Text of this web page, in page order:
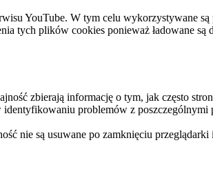
YouTube. W tym celu wykorzystywane
tych plików cookies ponieważ ładowane
zbierają informację o tym, jak często
problemów z
nie są usuwane po zamknięciu